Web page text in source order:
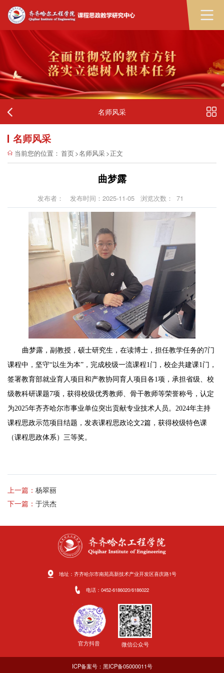
名师风采
名师风采
当前您的位置： 首页>名师风采>正文
曲梦露
发布者： 发布时间：2025-11-05 浏览次数： 71
曲梦露，副教授，硕士研究生，在读博士，担任教学任务的7门
课程中，坚守“以生为本”，完成校级一流课程1门，校企共建课1门，
签署教育部就业育人项目和产教协同育人项目各1项，承担省级、校
级教科研课题7项，获得校级优秀教师、骨干教师等荣誉称号，认定
为2025年齐齐哈尔市事业单位突出贡献专业技术人员。2024年主持
课程思政示范项目结题，发表课程思政论文2篇，获得校级特色课
（课程思政体系）三等奖。
上一篇： 杨翠丽
下一篇： 于洪杰
地址：齐齐哈尔市南苑高新技术产业开发区喜庆路1号
电话：0452-6186020/6186022
官方抖音 微信公众号
ICP备案号：黑ICP备05000011号